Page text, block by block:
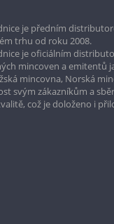
je předním
trhu od roku 2008.
je oficiálním
mincoven a emitentů
mincovna, Norská
svým zákazníkům a
což je doloženo i